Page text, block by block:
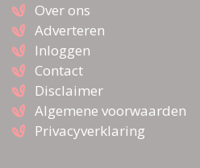
Over ons
Adverteren
Inloggen
Contact
Disclaimer
Algemene voorwaarden
Privacyverklaring